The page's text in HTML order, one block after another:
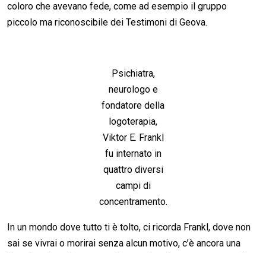
coloro che avevano fede, come ad esempio il gruppo
piccolo ma riconoscibile dei Testimoni di Geova.
Psichiatra,
neurologo e
fondatore della
logoterapia,
Viktor E. Frankl
fu internato in
quattro diversi
campi di
concentramento.
In un mondo dove tutto ti è tolto, ci ricorda Frankl, dove non
sai se vivrai o morirai senza alcun motivo, c’è ancora una